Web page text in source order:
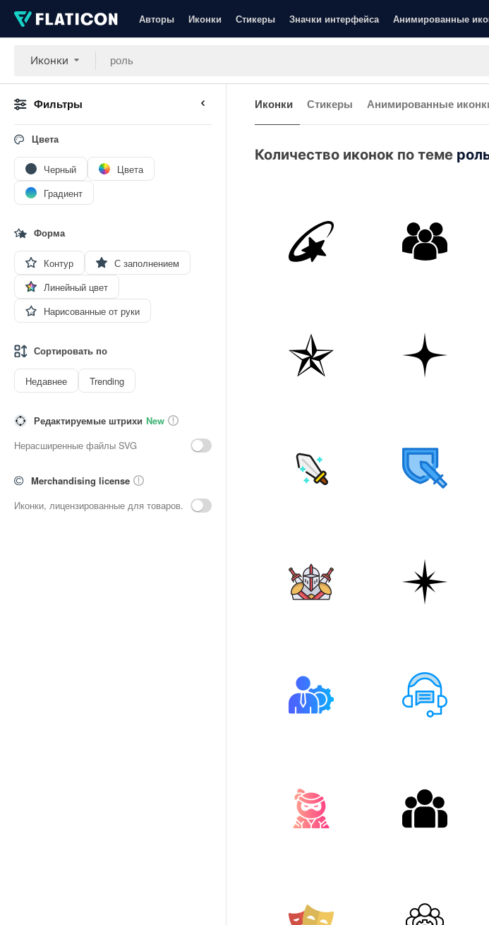
Авторы Иконки Стикеры Значки интерфейса Анимированные
Иконки
Фильтры
Цвета
Черный
Цвета
Градиент
Форма
Контур
С заполнением
Линейный цвет
Нарисованные от руки
Сортировать по
Недавнее Trending
Редактируемые штрихи New
Нерасширенные файлы SVG
Merchandising license
Иконки, лицензированные для товаров.
Иконки Стикеры Анимированные
Количество иконок по теме